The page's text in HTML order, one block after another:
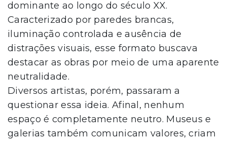
dominante ao longo do século XX.
Caracterizado por paredes brancas,
iluminação controlada e ausência de
distrações visuais, esse formato buscava
destacar as obras por meio de uma aparente
neutralidade.
Diversos artistas, porém, passaram a
questionar essa ideia. Afinal, nenhum
espaço é completamente neutro. Museus e
galerias também comunicam valores, criam